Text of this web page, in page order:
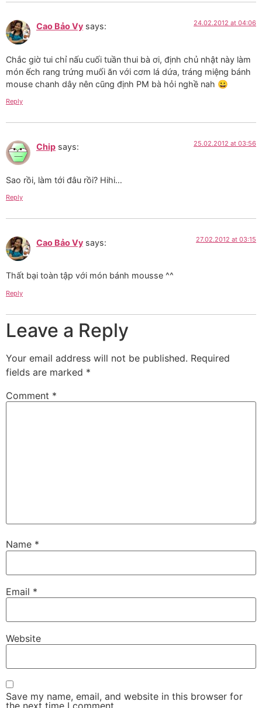
Cao Bảo Vy says: 24.02.2012 at 04:06
Chắc giờ tui chỉ nấu cuối tuần thui bà ơi, định chủ nhật này làm
món ếch rang trứng muối ăn với cơm lá dứa, tráng miệng bánh
mouse chanh dây nên cũng định PM bà hỏi nghề nah 😀
Reply
Chip says: 25.02.2012 at 03:56
Sao rồi, làm tới đâu rồi? Hihi…
Reply
Cao Bảo Vy says: 27.02.2012 at 03:15
Thất bại toàn tập với món bánh mousse ^^
Reply
Leave a Reply
Your email address will not be published. Required
fields are marked *
Comment *
Name *
Email *
Website
Save my name, email, and website in this browser for
the next time I comment.